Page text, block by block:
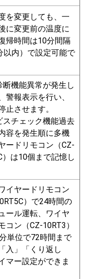
を変更しても、一
に変更前の温度に
帰時間は10分間隔
以内）で設定可能で
断機能異常が発生し
警報表示を行い、
止させます。
スチェック機能過去
容を発生順に多機
ードリモコン（CZ-
）は10個まで記憶し
イヤードリモコン
）で24時間の
ール運転、ワイヤ
コン（CZ-10RT3）
単位で72時間まで
入」「くり返し
マー設定ができま